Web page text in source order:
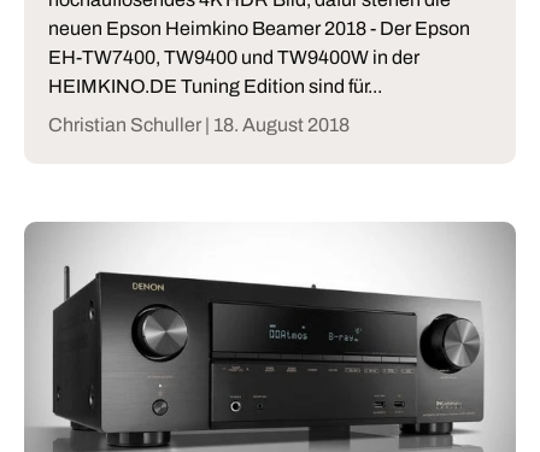
neuen Epson Heimkino Beamer 2018 - Der Epson
EH-TW7400, TW9400 und TW9400W in der
HEIMKINO.DE Tuning Edition sind für...
Christian Schuller | 18. August 2018